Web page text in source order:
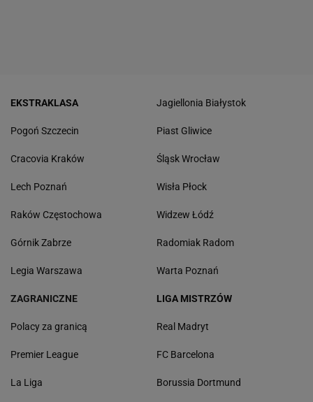
EKSTRAKLASA
Pogoń Szczecin
Cracovia Kraków
Lech Poznań
Raków Częstochowa
Górnik Zabrze
Legia Warszawa
Jagiellonia Białystok
Piast Gliwice
Śląsk Wrocław
Wisła Płock
Widzew Łódź
Radomiak Radom
Warta Poznań
ZAGRANICZNE
Polacy za granicą
Premier League
La Liga
LIGA MISTRZÓW
Real Madryt
FC Barcelona
Borussia Dortmund